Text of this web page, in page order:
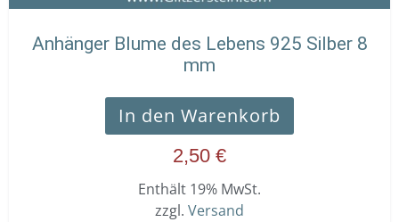
Anhänger Blume des Lebens 925 Silber 8
mm
In den Warenkorb
2,50 €
Enthält 19% MwSt.
zzgl. Versand